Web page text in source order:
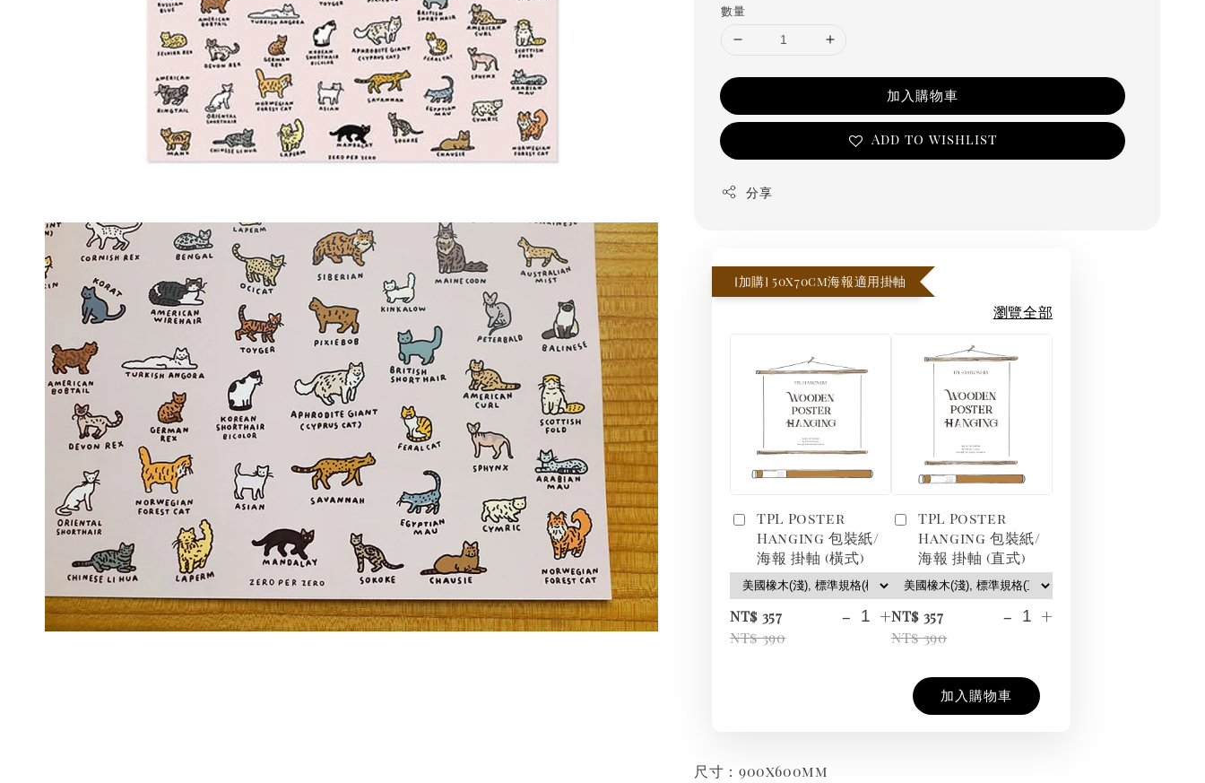
數量
加入購物車
Add to wishlist
分享
[加購] 50x70cm海報適用掛軸
瀏覽全部
TPL Poster
Hanging 包裝紙/
海報 掛軸 (橫式)
NT$ 357
NT$ 390
- +
TPL Poster
Hanging 包裝紙/
海報 掛軸 (直式)
NT$ 357
NT$ 390
- +
加入購物車
尺寸：900x600mm